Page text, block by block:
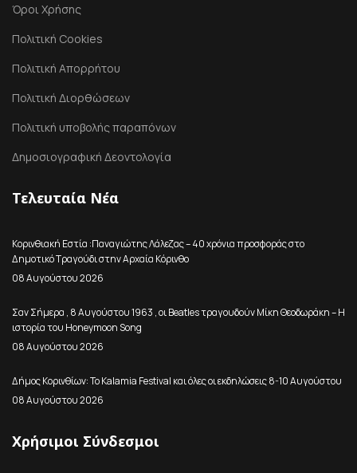
Όροι Χρήσης
Πολιτική Cookies
Πολιτική Απορρήτου
Πολιτική Διορθώσεων
Πολιτική υποβολής παραπόνων
Δημοσιογραφική Δεοντολογία
Τελευταία Νέα
Κορινθιακή Εστία :Παναγιώτης Λάλεζας – 40 χρόνια προσφοράς στο
Δημοτικό Τραγούδι στην Αρχαία Κόρινθο
08 Αυγούστου 2026
Σαν Σήμερα , 8 Αυγούστου 1963 , οι Beatles τραγουδούν Μίκη Θεοδωράκη – Η
ιστορία του Honeymoon Song
08 Αυγούστου 2026
Δήμος Κορινθίων: Το Kalamia Festival και όλες οι εκδηλώσεις 8-10 Αυγούστου
08 Αυγούστου 2026
Χρήσιμοι Σύνδεσμοι